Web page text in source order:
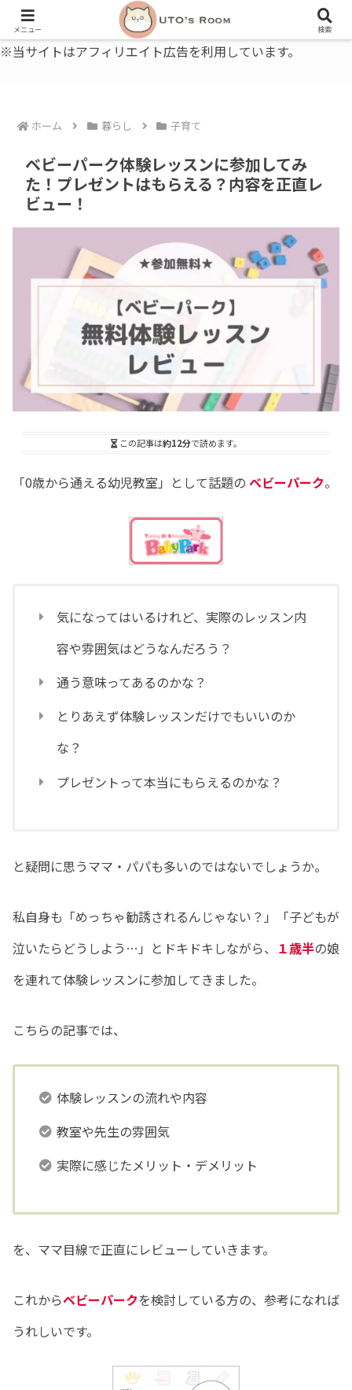
うとの部屋｜毎日に、ちょっと役立つ色と暮らし、健康のこと。
※当サイトはアフィリエイト広告を利用しています。
ホーム 暮らし 子育て
ベビーパーク体験レッスンに参加してみ
た！プレゼントはもらえる？内容を正直レ
ビュー！
この記事は約12分で読めます。
「0歳から通える幼児教室」として話題の ベビーパーク。
気になってはいるけれど、実際のレッスン内
容や雰囲気はどうなんだろう？
通う意味ってあるのかな？
とりあえず体験レッスンだけでもいいのか
な？
プレゼントって本当にもらえるのかな？
と疑問に思うママ・パパも多いのではないでしょうか。
私自身も「めっちゃ勧誘されるんじゃない？」「子どもが
泣いたらどうしよう…」とドキドキしながら、 １歳半の娘
を連れて体験レッスンに参加してきました。
こちらの記事では、
体験レッスンの流れや内容
教室や先生の雰囲気
実際に感じたメリット・デメリット
を、ママ目線で正直にレビューしていきます。
これからベビーパークを検討している方の、参考になれば
うれしいです。
メニュー 検索